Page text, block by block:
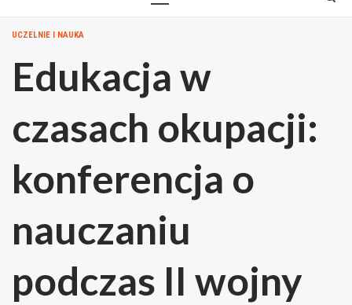
PRIMARY
UCZELNIE I NAUKA
Edukacja w
czasach okupacji:
konferencja o
nauczaniu
podczas II wojny